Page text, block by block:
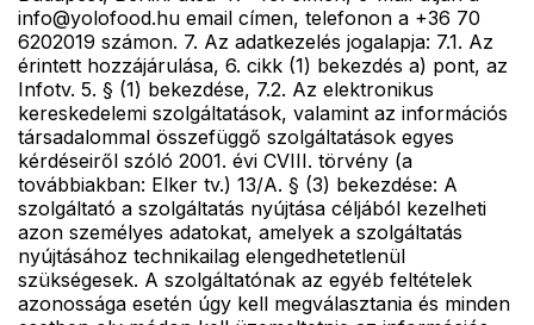
info@yolofood.hu email címen, telefonon a +36 70
6202019 számon. 7. Az adatkezelés jogalapja: 7.1. Az
érintett hozzájárulása, 6. cikk (1) bekezdés a) pont, az
Infotv. 5. § (1) bekezdése, 7.2. Az elektronikus
kereskedelemi szolgáltatások, valamint az információs
társadalommal összefüggő szolgáltatások egyes
kérdéseiről szóló 2001. évi CVIII. törvény (a
továbbiakban: Elker tv.) 13/A. § (3) bekezdése: A
szolgáltató a szolgáltatás nyújtása céljából kezelheti
azon személyes adatokat, amelyek a szolgáltatás
nyújtásához technikailag elengedhetetlenül
szükségesek. A szolgáltatónak az egyéb feltételek
azonossága esetén úgy kell megválasztania és minden